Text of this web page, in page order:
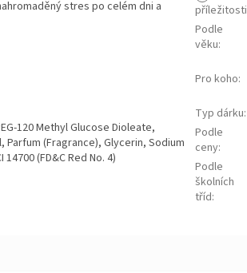
stres po celém dni a
120 Methyl Glucose Dioleate,
(Fragrance), Glycerin, Sodium
(FD&C Red No. 4)
příležitosti
Podle
věku:
Pro koho:
Typ dárku:
Podle
ceny:
Podle
školních
tříd: